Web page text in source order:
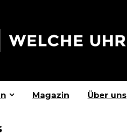
Magazin Über uns